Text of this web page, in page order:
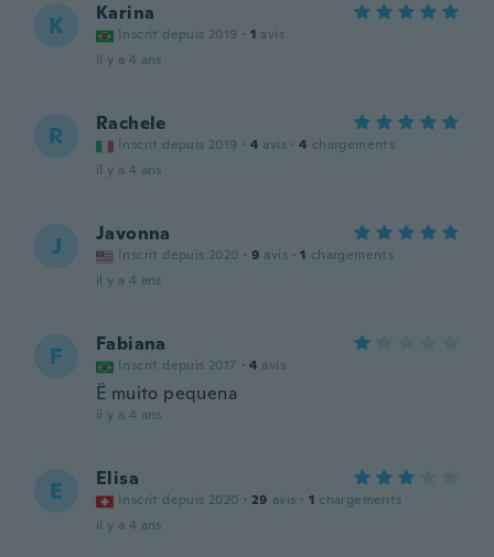
K Karina
Inscrit depuis 2019 · 1 avis
il y a 4 ans
R Rachele
Inscrit depuis 2019 · 4 avis · 4 chargements
il y a 4 ans
J Javonna
Inscrit depuis 2020 · 9 avis · 1 chargements
il y a 4 ans
F Fabiana
Inscrit depuis 2017 · 4 avis
Ë muito pequena
il y a 4 ans
E Elisa
Inscrit depuis 2020 · 29 avis · 1 chargements
il y a 4 ans